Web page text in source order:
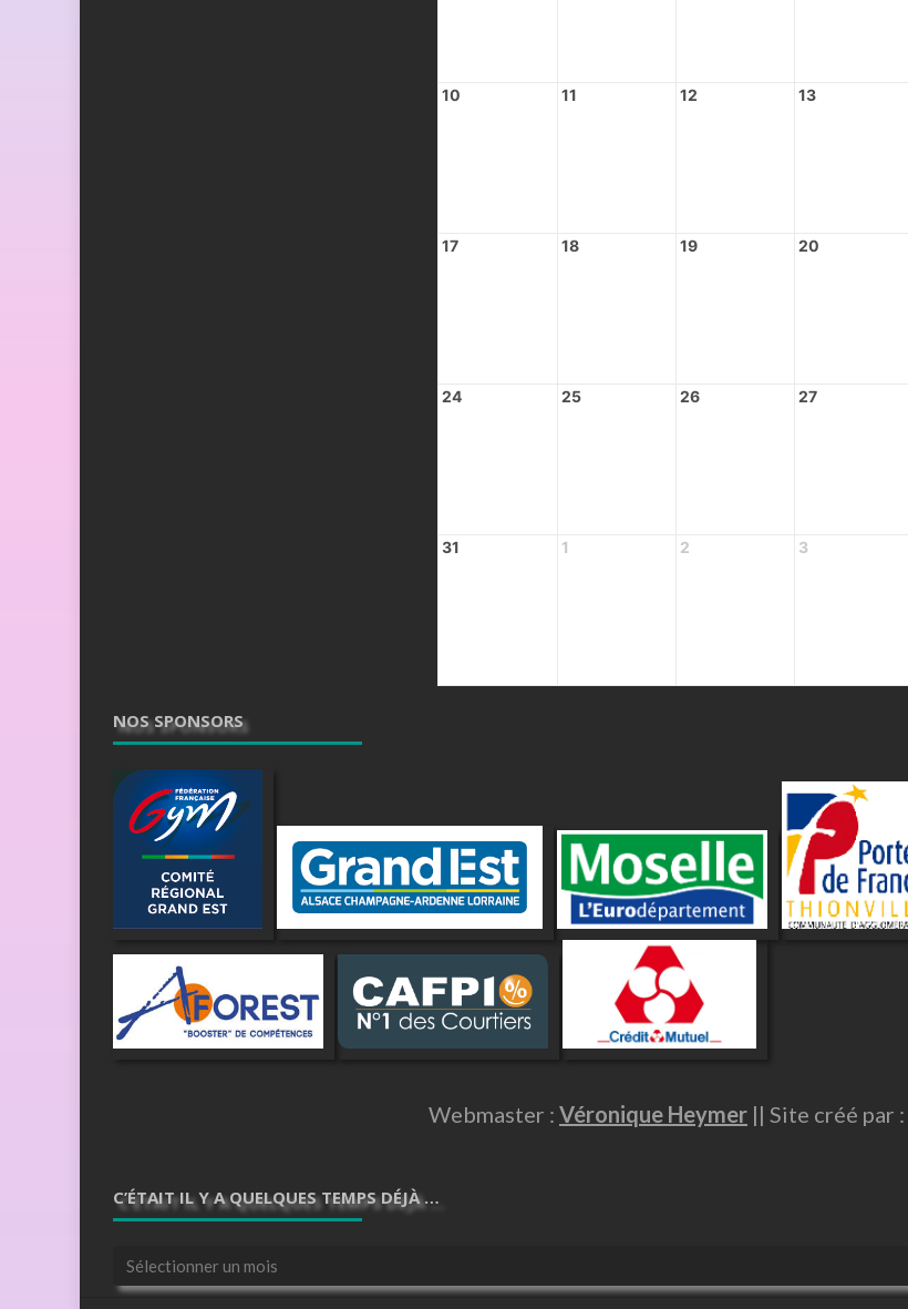
10 11 12 13
17 18 19 20
24 25 26 27
31 1 2 3
NOS SPONSORS
Webmaster : Véronique Heymer || Site créé par :
C’ÉTAIT IL Y A QUELQUES TEMPS DÉJÀ …